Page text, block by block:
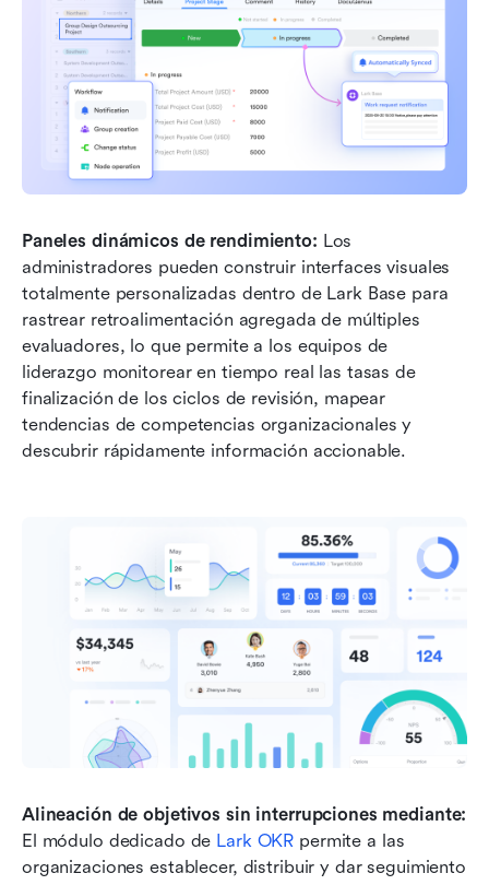
Paneles dinámicos de rendimiento: Los
administradores pueden construir interfaces visuales
totalmente personalizadas dentro de Lark Base para
rastrear retroalimentación agregada de múltiples
evaluadores, lo que permite a los equipos de
liderazgo monitorear en tiempo real las tasas de
finalización de los ciclos de revisión, mapear
tendencias de competencias organizacionales y
descubrir rápidamente información accionable.
Alineación de objetivos sin interrupciones mediante:
El módulo dedicado de Lark OKR permite a las
organizaciones establecer, distribuir y dar seguimiento